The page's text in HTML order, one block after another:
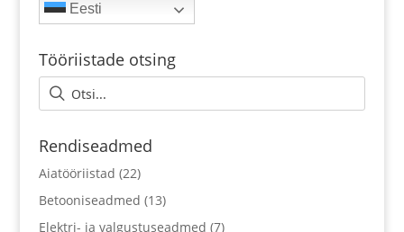
Eesti
Tööriistade otsing
Rendiseadmed
Aiatööriistad (22)
Betooniseadmed (13)
Elektri- ja valgustuseadmed (7)